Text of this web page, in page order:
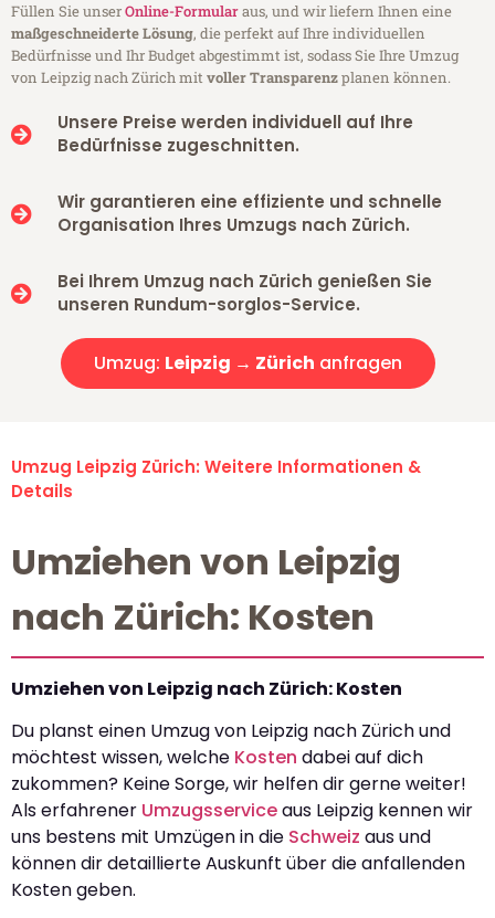
Füllen Sie unserOnline-Formularaus, und wir liefern Ihnen eine
maßgeschneiderte Lösung, die perfekt auf Ihre individuellen
Bedürfnisse und Ihr Budget abgestimmt ist, sodass Sie Ihre Umzug
von Leipzig nach Zürich mitvoller Transparenzplanen können.
Unsere Preise werden individuell auf Ihre
Bedürfnisse zugeschnitten.
Wir garantieren eine effiziente und schnelle
Organisation Ihres Umzugs nach Zürich.
Bei Ihrem Umzug nach Zürich genießen Sie
unseren Rundum-sorglos-Service.
Umzug: Leipzig → Zürich anfragen
Umzug Leipzig Zürich: Weitere Informationen &
Details
Umziehen von Leipzig
nach Zürich: Kosten
Umziehen von Leipzig nach Zürich: Kosten
Du planst einen Umzug von Leipzig nach Zürich und
möchtest wissen, welche Kosten dabei auf dich
zukommen? Keine Sorge, wir helfen dir gerne weiter!
Als erfahrener Umzugsserviceaus Leipzig kennen wir
uns bestens mit Umzügen in die Schweiz aus und
können dir detaillierte Auskunft über die anfallenden
Kosten geben.